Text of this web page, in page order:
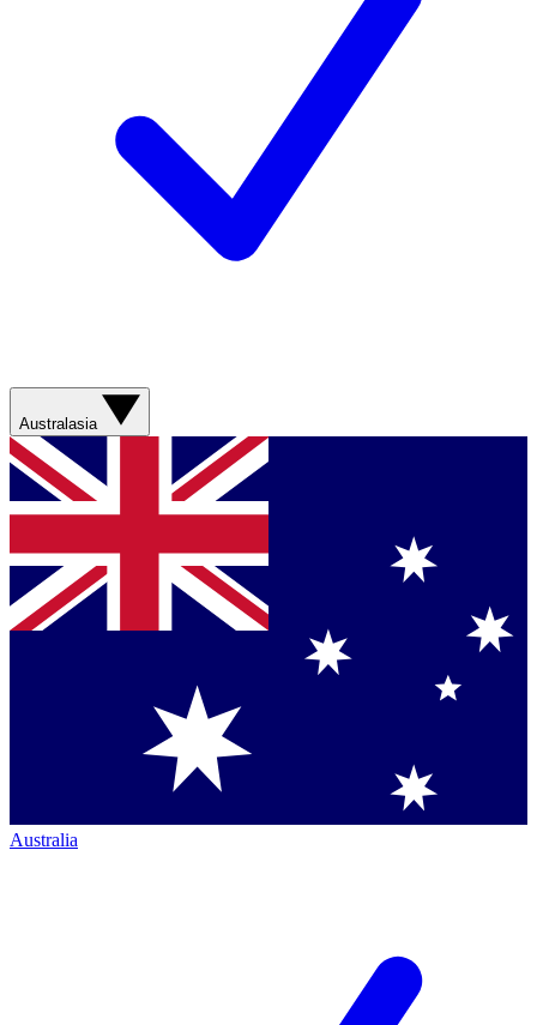
Australasia
Australia